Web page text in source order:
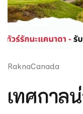
RaknaCanada
เทศกาล